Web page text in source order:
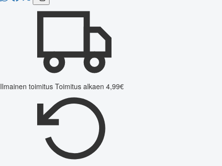
Ilmainen toimitus Toimitus alkaen 4,99€